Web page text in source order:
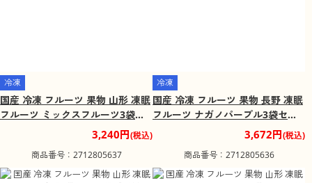
冷凍
国産 冷凍 フルーツ 果物 山形 凍眠
フルーツ ミックスフルーツ3袋セ
ット りんご 黄桃 ブルーベリー
【送料込み】【二重包装不可】
【お届け不可地域：離島】
3,240円(税込)
商品番号：2712805637
冷凍
国産 冷凍 フルーツ 果物 長野 凍眠
フルーツ ナガノパープル3袋セッ
ト ブドウ【送料込み】【二重包装
不可】【お届け不可地域：離島】
3,672円(税込)
商品番号：2712805636